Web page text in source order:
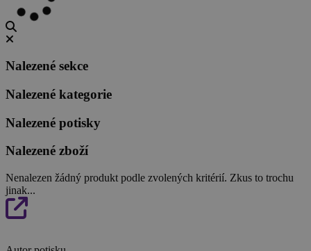
Nalezené sekce
Nalezené kategorie
Nalezené potisky
Nalezené zboží
Nenalezen žádný produkt podle zvolených kritérií. Zkus to trochu
jinak...